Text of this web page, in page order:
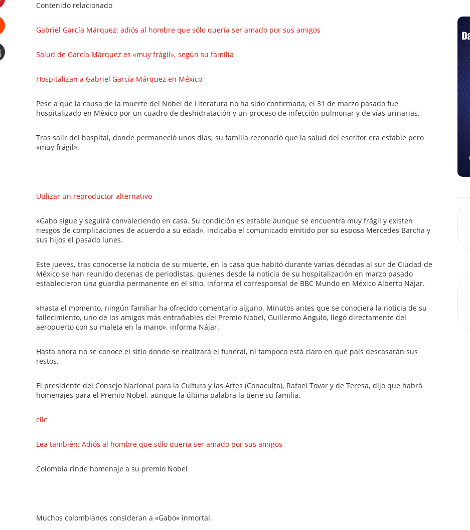
Contenido relacionado
Gabriel García Márquez: adiós al hombre que sólo quería ser amado por sus amigos
Salud de García Márquez es «muy frágil», según su familia
Hospitalizan a Gabriel García Márquez en México
Pese a que la causa de la muerte del Nobel de Literatura no ha sido confirmada, el 31 de marzo pasado fue
hospitalizado en México por un cuadro de deshidratación y un proceso de infección pulmonar y de vías urinarias.
Tras salir del hospital, donde permaneció unos días, su familia reconoció que la salud del escritor era estable pero
«muy frágil».
Utilizar un reproductor alternativo
«Gabo sigue y seguirá convaleciendo en casa. Su condición es estable aunque se encuentra muy frágil y existen
riesgos de complicaciones de acuerdo a su edad», indicaba el comunicado emitido por su esposa Mercedes Barcha y
sus hijos el pasado lunes.
Este jueves, tras conocerse la noticia de su muerte, en la casa que habitó durante varias décadas al sur de Ciudad de
México se han reunido decenas de periodistas, quienes desde la noticia de su hospitalización en marzo pasado
establecieron una guardia permanente en el sitio, informa el corresponsal de BBC Mundo en México Alberto Nájar.
«Hasta el momento, ningún familiar ha ofrecido comentario alguno. Minutos antes que se conociera la noticia de su
fallecimiento, uno de los amigos más entrañables del Premio Nobel, Guillermo Angulo, llegó directamente del
aeropuerto con su maleta en la mano», informa Nájar.
Hasta ahora no se conoce el sitio donde se realizará el funeral, ni tampoco está claro en qué país descasarán sus
restos.
El presidente del Consejo Nacional para la Cultura y las Artes (Conaculta), Rafael Tovar y de Teresa, dijo que habrá
homenajes para el Premio Nobel, aunque la última palabra la tiene su familia.
clic
Lea también: Adiós al hombre que sólo quería ser amado por sus amigos
Colombia rinde homenaje a su premio Nobel
Muchos colombianos consideran a «Gabo» inmortal.